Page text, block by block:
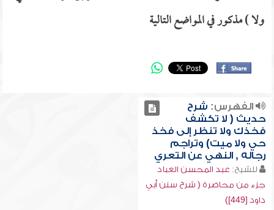
ولا ) مذكور في المواضع التالية
الفهرس: شرح
حديث ( لا تكشف
فخذك ولا تنظر إلى فخذ
حي ولا ميت) وتراجم
رجاله , النهي عن التعري
للشيخ: عبد المحسن العباد
جزء من محاضرة ( شرح سنن أبي
داود [449])